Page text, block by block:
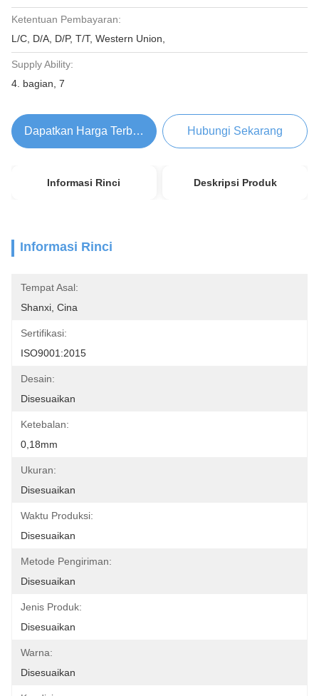
Ketentuan Pembayaran:
L/C, D/A, D/P, T/T, Western Union,
Supply Ability:
4. bagian, 7
Dapatkan Harga Terbaik Hubungi Sekarang
Informasi Rinci Deskripsi Produk
Informasi Rinci
Tempat Asal:
Shanxi, Cina
Sertifikasi:
ISO9001:2015
Desain:
Disesuaikan
Ketebalan:
0,18mm
Ukuran:
Disesuaikan
Waktu Produksi:
Disesuaikan
Metode Pengiriman:
Disesuaikan
Jenis Produk:
Disesuaikan
Warna:
Disesuaikan